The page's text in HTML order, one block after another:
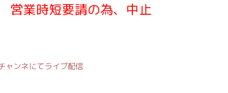
営業時短要請の為、中止
ャンネにてライブ配信